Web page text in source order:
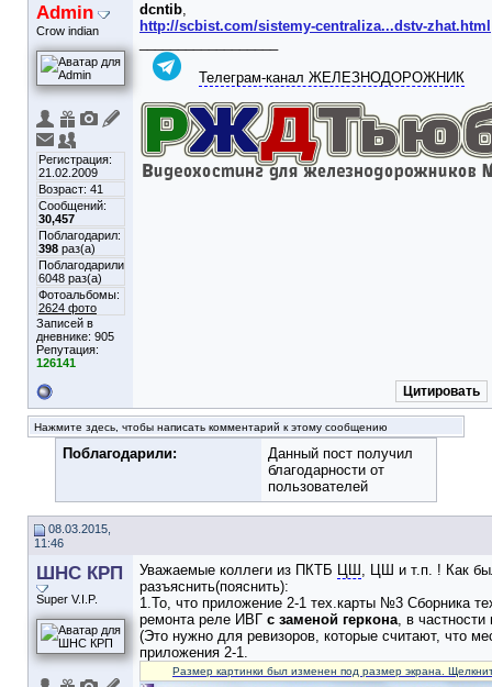
Admin
Crow indian
Регистрация:
21.02.2009
Возраст: 41
Сообщений:
30,457
Поблагодарил:
398 раз(а)
Поблагодарили
6048 раз(а)
Фотоальбомы:
2624 фото
Записей в
дневнике: 905
Репутация:
126141
dcntib,
http://scbist.com/sistemy-centraliza...dstv-zhat.html
Телеграм-канал ЖЕЛЕЗНОДОРОЖНИК
Цитировать
Нажмите здесь, чтобы написать комментарий к этому сообщению
Поблагодарили:
Данный пост получил
благодарности от
пользователей
08.03.2015,
11:46
ШНС КРП
Super V.I.P.
Уважаемые коллеги из ПКТБ ЦШ , ЦШ и т.п. ! Как
разъяснить(пояснить):
1.То, что приложение 2-1 тех.карты №3 Сборника
ремонта реле ИВГ с заменой геркона, в
(Это нужно для ревизоров, которые считают, что
приложения 2-1.
Размер картинки был изменен под размер экрана.